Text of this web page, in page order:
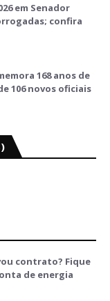
em Senador
confira
168 anos de
106 novos oficiais
contrato? Fique
de energia